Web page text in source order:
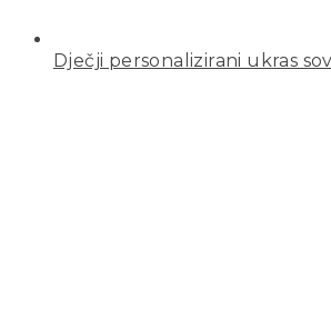
Dječji personalizirani ukras